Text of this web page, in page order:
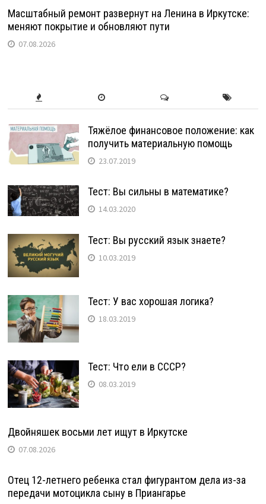
Масштабный ремонт развернут на Ленина в Иркутске:
меняют покрытие и обновляют пути
07.08.2026
Тяжёлое финансовое положение: как
получить материальную помощь
23.07.2019
Тест: Вы сильны в математике?
14.03.2020
Тест: Вы русский язык знаете?
10.03.2019
Тест: У вас хорошая логика?
18.03.2019
Тест: Что ели в СССР?
08.03.2019
Двойняшек восьми лет ищут в Иркутске
07.08.2026
Отец 12-летнего ребенка стал фигурантом дела из-за
передачи мотоцикла сыну в Приангарье